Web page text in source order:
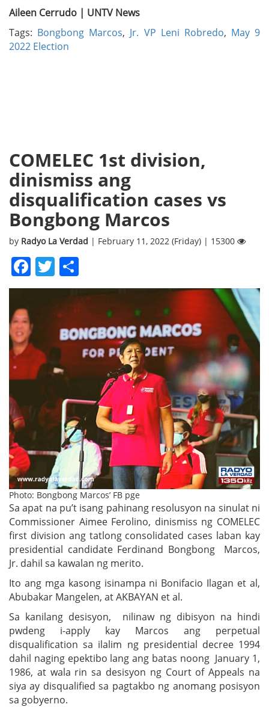
Aileen Cerrudo | UNTV News
Tags: Bongbong Marcos, Jr. VP Leni Robredo, May 9
2022 Election
COMELEC 1st division,
dinismiss ang
disqualification cases vs
Bongbong Marcos
by Radyo La Verdad | February 11, 2022 (Friday) | 15300
Facebook
Twitter
Photo: Bongbong Marcos’ FB pge
Sa apat na pu’t isang pahinang resolusyon na sinulat ni
Commissioner Aimee Ferolino, dinismiss ng COMELEC
first division ang tatlong consolidated cases laban kay
presidential candidate Ferdinand Bongbong Marcos,
Jr. dahil sa kawalan ng merito.
Ito ang mga kasong isinampa ni Bonifacio Ilagan et al,
Abubakar Mangelen, at AKBAYAN et al.
Sa kanilang desisyon, nilinaw ng dibisyon na hindi
pwdeng i-apply kay Marcos ang perpetual
disqualification sa ilalim ng presidential decree 1994
dahil naging epektibo lang ang batas noong January 1,
1986, at wala rin sa desisyon ng Court of Appeals na
siya ay disqualified sa pagtakbo ng anomang posisyon
sa gobyerno.